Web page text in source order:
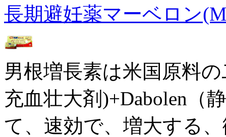
長期避妊薬マーベロン
男根増長素は米国原料
充血壮大剤)+Dabolen（
て、速効で、増大する